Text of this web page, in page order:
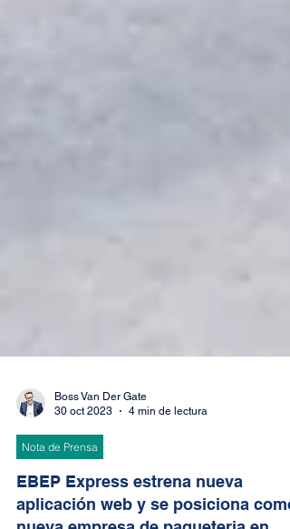
Boss Van Der Gate
30 oct 2023
Nota de Prensa
EBEP Express estrena nueva